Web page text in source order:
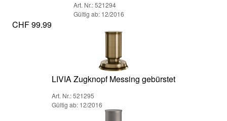
Art. Nr.: 521294
Gültig ab: 12/2016
CHF 99.99
LIVIA Zugknopf Messing gebürstet
Art. Nr.: 521295
Gültig ab: 12/2016